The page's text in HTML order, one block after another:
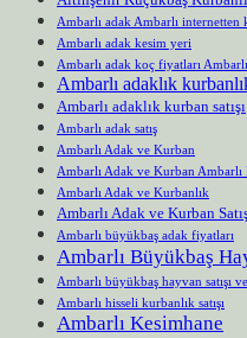
Ambarlı adak Ambarlı internetten
Ambarlı adak kesim yeri
Ambarlı adak koç fiyatları
Ambarlı adaklık
Ambarlı adaklık kurban satışı
Ambarlı adak satış
Ambarlı Adak ve Kurban
Ambarlı Adak ve Kurban Ambarlı
Ambarlı Adak ve Kurbanlık
Ambarlı Adak ve Kurban
Ambarlı büyükbaş adak fiyatları
Ambarlı Büyükbaş
Ambarlı büyükbaş hayvan satışı
Ambarlı hisseli kurbanlık satışı
Ambarlı Kesimhane